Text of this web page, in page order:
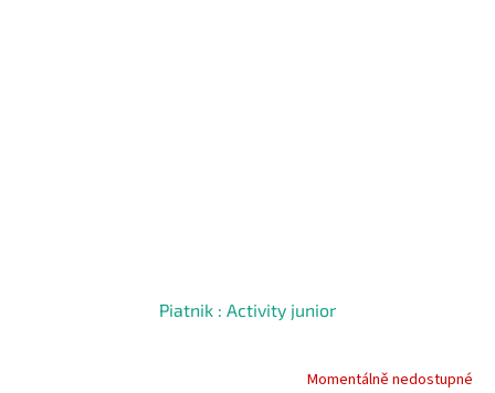
Piatnik : Activity junior
Momentálně nedostupné